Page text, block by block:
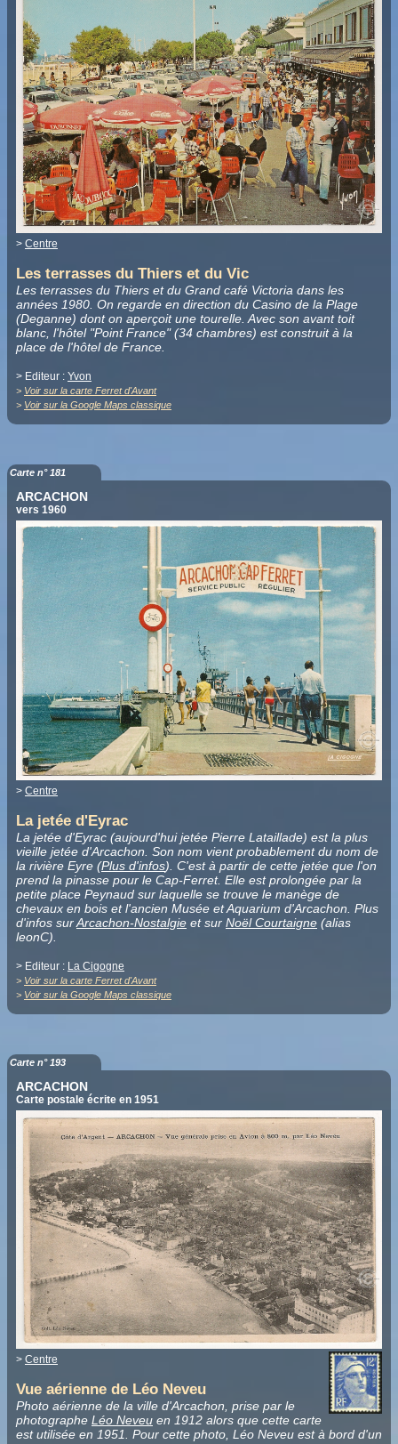
> Centre
Les terrasses du Thiers et du Vic
Les terrasses du Thiers et du Grand café Victoria dans les
années 1980. On regarde en direction du Casino de la Plage
(Deganne) dont on aperçoit une tourelle. Avec son avant toit
blanc, l'hôtel "Point France" (34 chambres) est construit à la
place de l'hôtel de France.
> Editeur : Yvon
> Voir sur la carte Ferret d'Avant
> Voir sur la Google Maps classique
Carte n° 181
ARCACHON
vers 1960
> Centre
La jetée d'Eyrac
La jetée d'Eyrac (aujourd'hui jetée Pierre Lataillade) est la plus
vieille jetée d'Arcachon. Son nom vient probablement du nom de
la rivière Eyre (Plus d'infos). C'est à partir de cette jetée que l'on
prend la pinasse pour le Cap-Ferret. Elle est prolongée par la
petite place Peynaud sur laquelle se trouve le manège de
chevaux en bois et l'ancien Musée et Aquarium d'Arcachon. Plus
d'infos surArcachon-Nostalgie et sur Noël Courtaigne (alias
leonC).
> Editeur : La Cigogne
> Voir sur la carte Ferret d'Avant
> Voir sur la Google Maps classique
Carte n° 193
ARCACHON
Carte postale écrite en 1951
> Centre
Vue aérienne de Léo Neveu
Photo aérienne de la ville d'Arcachon, prise par le
photographe Léo Neveu en 1912 alors que cette carte
est utilisée en 1951. Pour cette photo, Léo Neveu est à bord d'un